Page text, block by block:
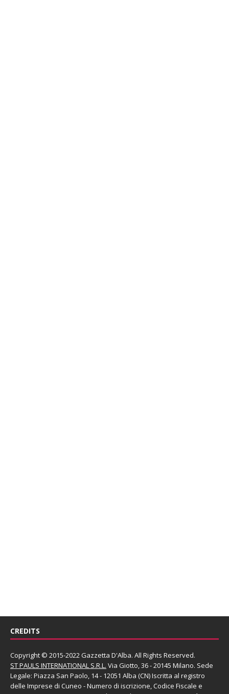
CREDITS
Copyright © 2015-2022 Gazzetta D'Alba. All Rights Reserved.
ST PAULS INTERNATIONAL S.R.L. Via Giotto, 36 - 20145 Milano. Sede
Legale: Piazza San Paolo, 14 - 12051 Alba (CN) Iscritta al registro
delle Imprese di Cuneo - Numero di iscrizione, Codice Fiscale e